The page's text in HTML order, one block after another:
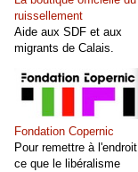
ruissellement
Aide aux SDF et aux
migrants de Calais.
Fondation Copernic
Pour remettre à l'endroit
ce que le libéralisme